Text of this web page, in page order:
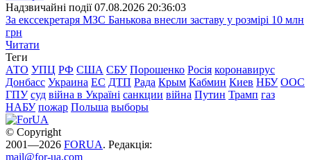
Надзвичайні події 07.08.2026 20:36:03
За екссекретаря МЗС Банькова внесли заставу у розмірі 10 млн
грн
Читати
Теги
АТО УПЦ РФ США СБУ Порошенко Росія коронавирус
Донбасс Украина ЕС ДТП Рада Крым Кабмин Киев НБУ ООС
ГПУ суд війна в Україні санкции війна Путин Трамп газ
НАБУ пожар Польша выборы
© Copyright
2001—2026 FORUA. Редакція:
mail@for-ua.com